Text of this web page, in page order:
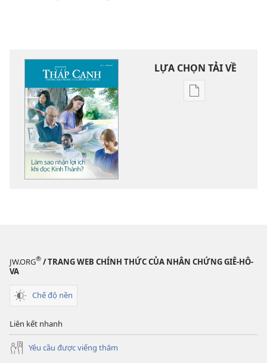
LỰA CHỌN TẢI VỀ
Tùy
Làm
JW.ORG® / TRANG WEB CHÍNH THỨC CỦA NHÂN CHỨNG GIÊ-HÔ-
VA
Chế độ nền
Liên kết nhanh
Yêu cầu được viếng thăm